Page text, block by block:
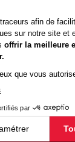
milliard d’euros
depuis sa
avec
Elles